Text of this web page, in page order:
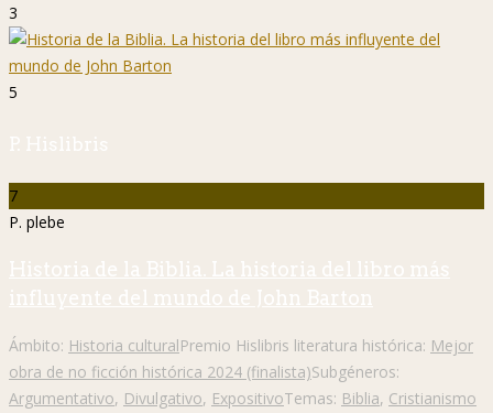
3
5
P. Hislibris
7
P. plebe
Historia de la Biblia. La historia del libro más
influyente del mundo de John Barton
Ámbito: Historia culturalPremio Hislibris literatura histórica: Mejor
obra de no ficción histórica 2024 (finalista)Subgéneros:
Argumentativo, Divulgativo, ExpositivoTemas: Biblia, Cristianismo